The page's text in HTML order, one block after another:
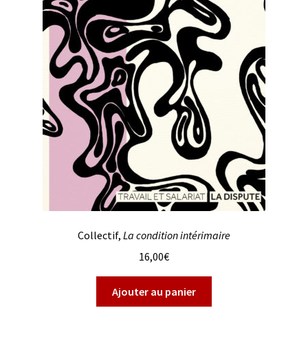
Collectif, La condition intérimaire
16,00€
Ajouter au panier